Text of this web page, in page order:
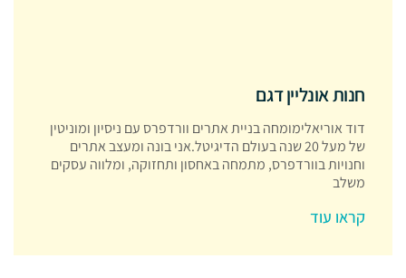
חנות אונליין דגם
דוד אוריאלימומחה בניית אתרים וורדפרס עם ניסיון ומוניטין
של מעל 20 שנה בעולם הדיגיטל.אני בונה ומעצב אתרים
וחנויות בוורדפרס, מתמחה באחסון ותחזוקה, ומלווה עסקים
משלב
קראו עוד